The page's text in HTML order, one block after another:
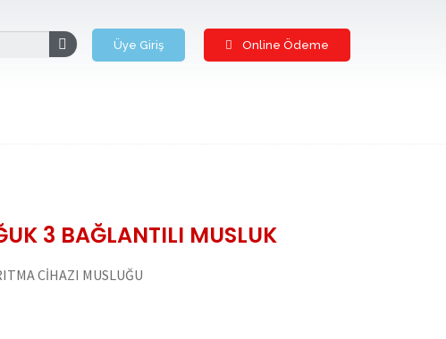
Üye Giriş Online Ödeme
3 BAĞLANTILI MUSLUK
CİHAZI MUSLUĞU